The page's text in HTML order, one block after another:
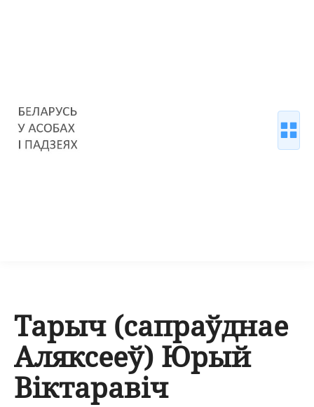
Тарыч (сапраўднае
Аляксееў) Юрый
Віктаравіч